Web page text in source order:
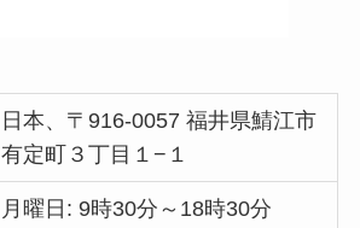
日本、〒916-0057 福井県鯖江市
有定町３丁目１−１
月曜日: 9時30分～18時30分